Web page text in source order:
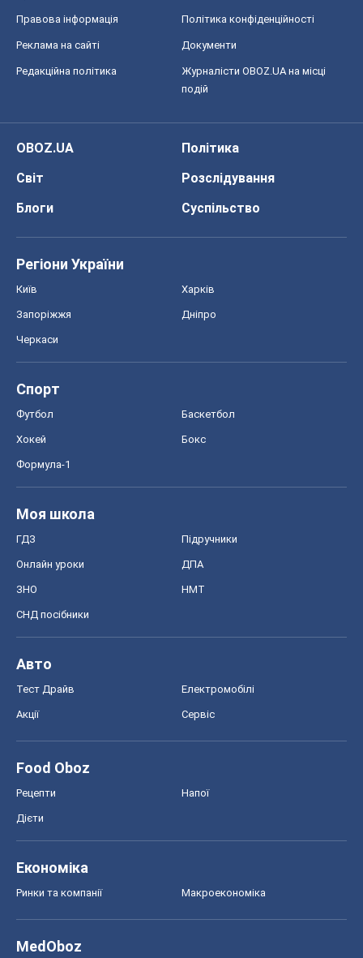
Правова інформація Політика конфіденційності
Реклама на сайті Документи
Редакційна політика
Журналісти OBOZ.UA на місці
подій
OBOZ.UA
Політика
Світ
Розслідування
Блоги
Суспільство
Регіони України
Київ Харків
Запоріжжя Дніпро
Черкаси
Спорт
Футбол Баскетбол
Хокей Бокс
Формула-1
Моя школа
ГДЗ Підручники
Онлайн уроки ДПА
ЗНО НМТ
СНД посібники
Авто
Тест Драйв Електромобілі
Акції Сервіс
Food Oboz
Рецепти Напої
Дієти
Економіка
Ринки та компанії Макроекономіка
MedOboz